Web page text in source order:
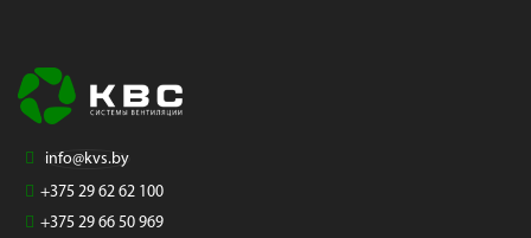
info@kvs.by
+375 29 62 62 100
+375 29 66 50 969